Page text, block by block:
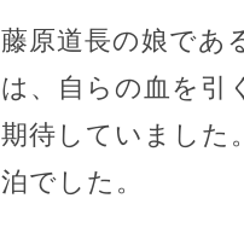
藤原道長の娘であ
は、自らの血を引
期待していました
泊でした。